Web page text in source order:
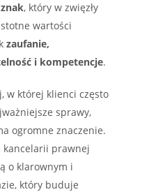
, który w zwięzły
wartości
zaufanie,
i kompetencje.
w której klienci często
sprawy,
ogromne znaczenie.
kancelarii prawnej
o klarownym i
który buduje